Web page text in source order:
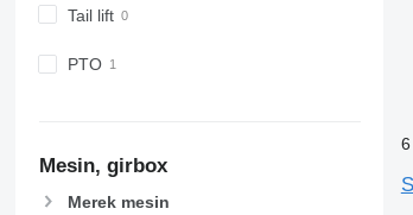
Tail lift
PTO
Mesin, girbox
Merek mesin
6